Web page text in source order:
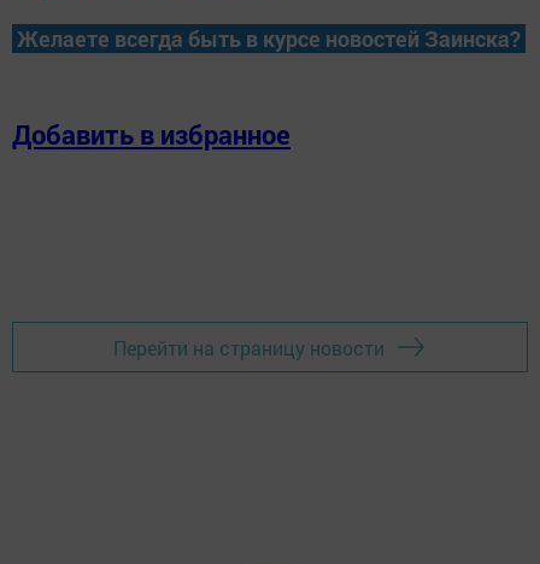
Желаете всегда быть в курсе новостей Заинска?
Добавить в избранное
Перейти на страницу новости